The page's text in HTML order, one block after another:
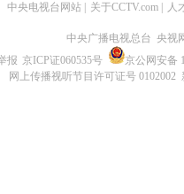
中央电视台网站 关于CCTV.com 人
中央广播电视总台 央视
报 京ICP证060535号
京公网安备
网上传播视听节目许可证号 0102002